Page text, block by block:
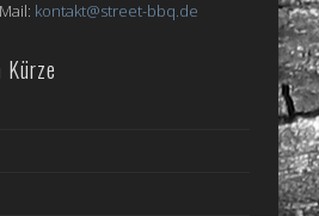
kontakt@street-bbq.de